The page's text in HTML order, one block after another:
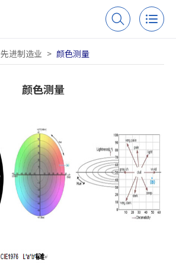
先进制造业 > 颜色测量
颜色测量